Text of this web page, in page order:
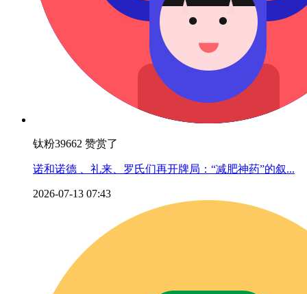
钛粉39662 赞赏了
诺和诺德 、礼来、罗氏们再开牌局：“减肥神药”的叙...
2026-07-13 07:43